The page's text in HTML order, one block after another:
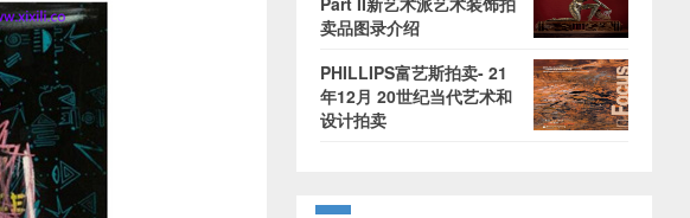
卖品图录介绍
PHILLIPS富艺斯拍卖- 21
年12月 20世纪当代艺术和
设计拍卖